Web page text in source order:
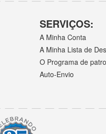
SERVIÇOS:
A Minha Conta
A Minha Lista de
O Programa de
Auto-Envio